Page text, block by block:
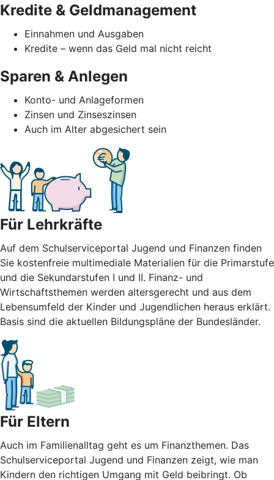
Kredite & Geldmanagement
Einnahmen und Ausgaben
Kredite – wenn das Geld mal nicht reicht
Sparen & Anlegen
Konto- und Anlageformen
Zinsen und Zinseszinsen
Auch im Alter abgesichert sein
Für Lehrkräfte
Auf dem Schulserviceportal Jugend und Finanzen finden
Sie kostenfreie multimediale Materialien für die Primarstufe
und die Sekundarstufen I und II. Finanz- und
Wirtschaftsthemen werden altersgerecht und aus dem
Lebensumfeld der Kinder und Jugendlichen heraus erklärt.
Basis sind die aktuellen Bildungspläne der Bundesländer.
Für Eltern
Auch im Familienalltag geht es um Finanzthemen. Das
Schulserviceportal Jugend und Finanzen zeigt, wie man
Kindern den richtigen Umgang mit Geld beibringt. Ob